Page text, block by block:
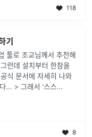
118
기
툴로 조교님께서 추천해
런데 설치부터 한참을
식 문서에 자세히 나와
... > 그래서 '스스...
8